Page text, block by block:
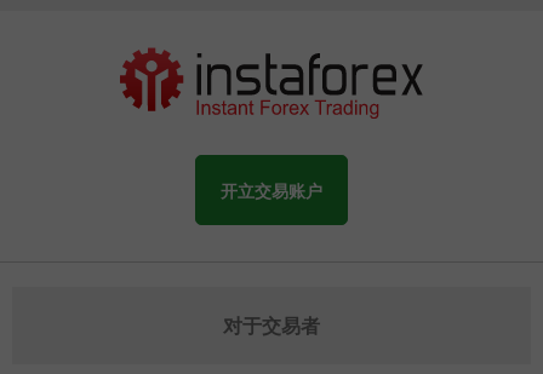
开立交易账户
对于交易者